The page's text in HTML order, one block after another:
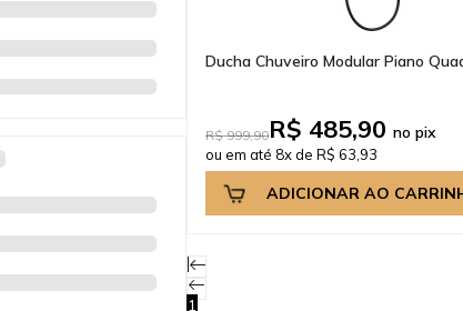
Ducha Chuveiro Modular Piano
R$ 999,90R$ 485,90 no pix
ou em até 8x de R$ 63,93
ADICIONAR AO
1